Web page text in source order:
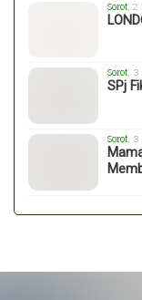
Sorot ,
Sorot, 3
SPj
Sorot ,